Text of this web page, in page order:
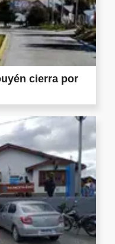
cierra por